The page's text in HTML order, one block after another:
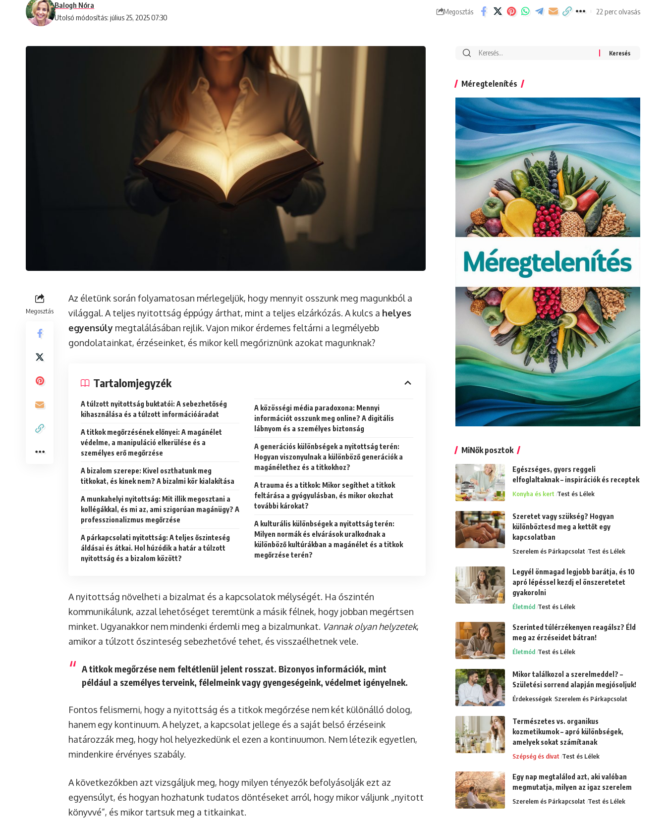
Utolsó módosítás: július 25, 2025 07:30
Balogh Nóra
Megosztás 22 perc olvasás
Megosztás
Az életünk során folyamatosan mérlegeljük, hogy mennyit osszunk meg magunkból a
világgal. A teljes nyitottság éppúgy árthat, mint a teljes elzárkózás. A kulcs a helyes
egyensúly megtalálásában rejlik. Vajon mikor érdemes feltárni a legmélyebb
gondolatainkat, érzéseinket, és mikor kell megőriznünk azokat magunknak?
Tartalomjegyzék
A túlzott nyitottság buktatói: A sebezhetőség
kihasználása és a túlzott információáradat
A titkok megőrzésének előnyei: A magánélet
védelme, a manipuláció elkerülése és a
személyes erő megőrzése
A bizalom szerepe: Kivel oszthatunk meg
titkokat, és kinek nem? A bizalmi kör kialakítása
A munkahelyi nyitottság: Mit illik megosztani a
kollégákkal, és mi az, ami szigorúan magánügy? A
professzionalizmus megőrzése
A párkapcsolati nyitottság: A teljes őszinteség
áldásai és átkai. Hol húzódik a határ a túlzott
nyitottság és a bizalom között?
A közösségi média paradoxona: Mennyi
információt osszunk meg online? A digitális
lábnyom és a személyes biztonság
A generációs különbségek a nyitottság terén:
Hogyan viszonyulnak a különböző generációk a
magánélethez és a titkokhoz?
A trauma és a titkok: Mikor segíthet a titkok
feltárása a gyógyulásban, és mikor okozhat
további károkat?
A kulturális különbségek a nyitottság terén:
Milyen normák és elvárások uralkodnak a
különböző kultúrákban a magánélet és a titkok
megőrzése terén?
A nyitottság növelheti a bizalmat és a kapcsolatok mélységét. Ha őszintén
kommunikálunk, azzal lehetőséget teremtünk a másik félnek, hogy jobban megértsen
minket. Ugyanakkor nem mindenki érdemli meg a bizalmunkat. Vannak olyan helyzetek,
amikor a túlzott őszinteség sebezhetővé tehet, és visszaélhetnek vele.
A titkok megőrzése nem feltétlenül jelent rosszat. Bizonyos információk, mint
például a személyes terveink, félelmeink vagy gyengeségeink, védelmet igényelnek.
Fontos felismerni, hogy a nyitottság és a titkok megőrzése nem két különálló dolog,
hanem egy kontinuum. A helyzet, a kapcsolat jellege és a saját belső érzéseink
határozzák meg, hogy hol helyezkedünk el ezen a kontinuumon. Nem létezik egyetlen,
mindenkire érvényes szabály.
A következőkben azt vizsgáljuk meg, hogy milyen tényezők befolyásolják ezt az
egyensúlyt, és hogyan hozhatunk tudatos döntéseket arról, hogy mikor váljunk „nyitott
könyvvé”, és mikor tartsuk meg a titkainkat.
Search
Méregtelenítés
MiNők posztok
Egészséges, gyors reggeli
elfoglaltaknak – inspirációk és receptek
Konyha és kert Test és Lélek
Szeretet vagy szükség? Hogyan
különböztesd meg a kettőt egy
kapcsolatban
Szerelem és Párkapcsolat Test és Lélek
Legyél önmagad legjobb barátja, és 10
apró lépéssel kezdj el önszeretetet
gyakorolni
Életmód Test és Lélek
Szerinted túlérzékenyen reagálsz? Éld
meg az érzéseidet bátran!
Életmód Test és Lélek
Mikor találkozol a szerelmeddel? –
Születési sorrend alapján megjósoljuk!
Érdekességek Szerelem és Párkapcsolat
Természetes vs. organikus
kozmetikumok – apró különbségek,
amelyek sokat számítanak
Szépség és divat Test és Lélek
Egy nap megtalálod azt, aki valóban
megmutatja, milyen az igaz szerelem
Szerelem és Párkapcsolat Test és Lélek